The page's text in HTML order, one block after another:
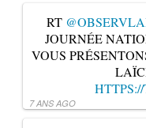
RT
JOURNÉE
VOUS
7 ANS AGO